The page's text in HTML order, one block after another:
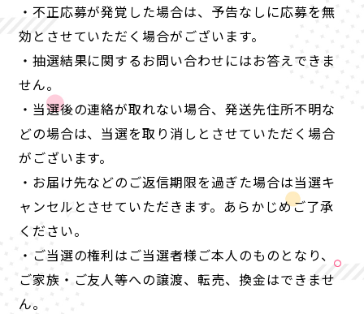
・不正応募が発覚した場合は、予告なしに応募を無
効とさせていただく場合がございます。
・抽選結果に関するお問い合わせにはお答えできま
せん。
・当選後の連絡が取れない場合、発送先住所不明な
どの場合は、当選を取り消しとさせていただく場合
がございます。
・お届け先などのご返信期限を過ぎた場合は当選キ
ャンセルとさせていただきます。あらかじめご了承
ください。
・ご当選の権利はご当選者様ご本人のものとなり、
ご家族・ご友人等への譲渡、転売、換金はできませ
ん。